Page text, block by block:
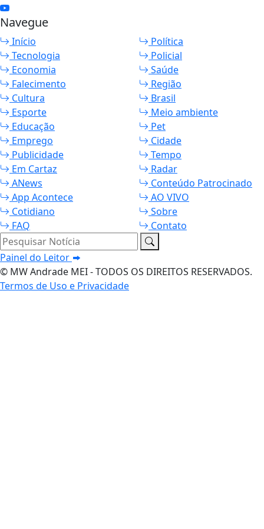
Navegue
Início
Política
Tecnologia
Policial
Economia
Saúde
Falecimento
Região
Cultura
Brasil
Esporte
Meio ambiente
Educação
Pet
Emprego
Cidade
Publicidade
Tempo
Em Cartaz
Radar
ANews
Conteúdo Patrocinado
App Acontece
AO VIVO
Cotidiano
Sobre
FAQ
Contato
Pesquisar Notícia
Painel do Leitor
© MW Andrade MEI - TODOS OS DIREITOS RESERVADOS.
Termos de Uso e Privacidade